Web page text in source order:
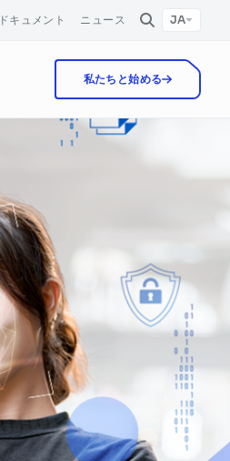
ドキュメント ニュース
イベント
ニュース
求人情報
JA
ト
グキャンペーン
アンス
私たちと始める